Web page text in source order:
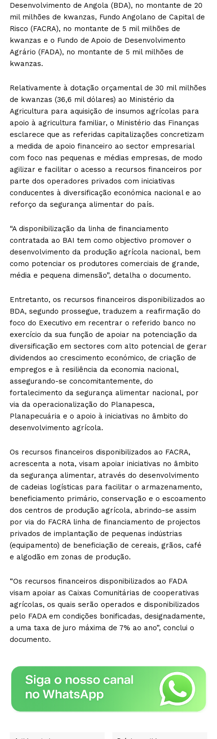
Desenvolvimento de Angola (BDA), no montante de 20
mil milhões de kwanzas, Fundo Angolano de Capital de
Risco (FACRA), no montante de 5 mil milhões de
kwanzas e o Fundo de Apoio de Desenvolvimento
Agrário (FADA), no montante de 5 mil milhões de
kwanzas.
Relativamente à dotação orçamental de 30 mil milhões
de kwanzas (36,6 mil dólares) ao Ministério da
Agricultura para aquisição de insumos agrícolas para
apoio à agricultura familiar, o Ministério das Finanças
esclarece que as referidas capitalizações concretizam
a medida de apoio financeiro ao sector empresarial
com foco nas pequenas e médias empresas, de modo
agilizar e facilitar o acesso a recursos financeiros por
parte dos operadores privados com iniciativas
conducentes à diversificação económica nacional e ao
reforço da segurança alimentar do país.
“A disponibilização da linha de financiamento
contratada ao BAI tem como objectivo promover o
desenvolvimento da produção agrícola nacional, bem
como potenciar os produtores comerciais de grande,
média e pequena dimensão”, detalha o documento.
Entretanto, os recursos financeiros disponibilizados ao
BDA, segundo prossegue, traduzem a reafirmação do
foco do Executivo em recentrar o referido banco no
exercício da sua função de apoiar na potenciação da
diversificação em sectores com alto potencial de gerar
dividendos ao crescimento económico, de criação de
empregos e à resiliência da economia nacional,
assegurando-se concomitantemente, do
fortalecimento da segurança alimentar nacional, por
via da operacionalização do Planapesca,
Planapecuária e o apoio à iniciativas no âmbito do
desenvolvimento agrícola.
Os recursos financeiros disponibilizados ao FACRA,
acrescenta a nota, visam apoiar iniciativas no âmbito
da segurança alimentar, através do desenvolvimento
de cadeias logísticas para facilitar o armazenamento,
beneficiamento primário, conservação e o escoamento
dos centros de produção agrícola, abrindo-se assim
por via do FACRA linha de financiamento de projectos
privados de implantação de pequenas indústrias
(equipamento) de beneficiação de cereais, grãos, café
e algodão em zonas de produção.
“Os recursos financeiros disponibilizados ao FADA
visam apoiar as Caixas Comunitárias de cooperativas
agrícolas, os quais serão operados e disponibilizados
pelo FADA em condições bonificadas, designadamente,
a uma taxa de juro máxima de 7% ao ano”, conclui o
documento.